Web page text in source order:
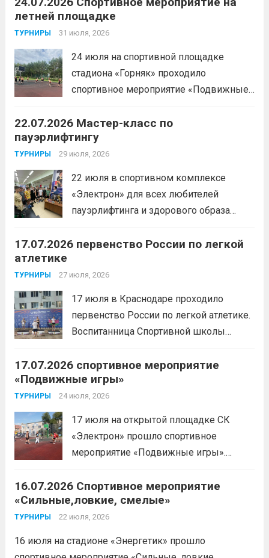
следующие призовые места:1 место —
Шабалин Максим, Щербунова Милана,
Всеволод3 место — Табакова
Александра
летней площадке
ТУРНИРЫ 31 июля, 2026
24 июля на спортивной площадке
стадиона «Горняк» проходило
спортивное мероприятие «Подвижные
«хоккей».Читать дальше
22.07.2026 Мастер-класс по
пауэрлифтингу
ТУРНИРЫ 29 июля, 2026
22 июля в спортивном комплексе
«Электрон» для всех любителей
пауэрлифтинга и здорового образа
с Анитой Андрюковой — мастером
победительницей первенства
воспринимается как спорт для
избранных, требующий исключительно
физической мощи. Однако...
17.07.2026 первенство России по легкой
атлетике
ТУРНИРЫ 27 июля, 2026
17 июля в Краснодаре проходило
первенство России по легкой атлетике.
Воспитанница Спортивной школы
заняла 1 место на дистанции 3000 м. с
результатом 10.01,78. Подготовил
спортсменку тренер-преподаватель
дальше
17.07.2026 спортивное мероприятие
«Подвижные игры»
ТУРНИРЫ 24 июля, 2026
17 июля на открытой площадке СК
«Электрон» прошло спортивное
мероприятие «Подвижные игры».
16.07.2026 Спортивное мероприятие
«Сильные,ловкие, смелые»
ТУРНИРЫ 22 июля, 2026
16 июля на стадионе «Энергетик» прошло